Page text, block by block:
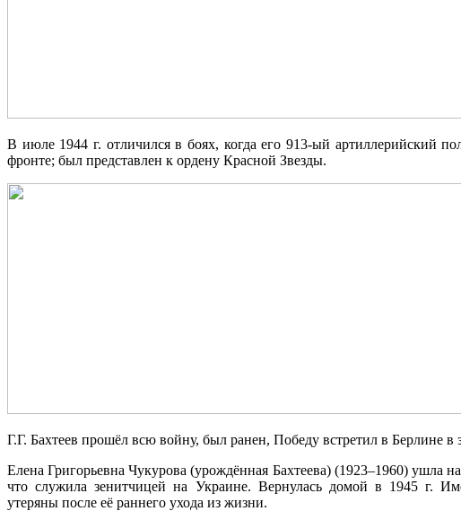
В июле 1944 г. отличился в боях, когда его 913-ый артиллерийский
фронте; был представлен к ордену Красной Звезды.
Г.Г. Бахтеев прошёл всю войну, был ранен, Победу встретил в Берлине в
Елена Григорьевна Чукурова (урождённая Бахтеева) (1923–1960) ушла
что служила зенитчицей на Украине. Вернулась домой в 1945 г.
утеряны после её раннего ухода из жизни.